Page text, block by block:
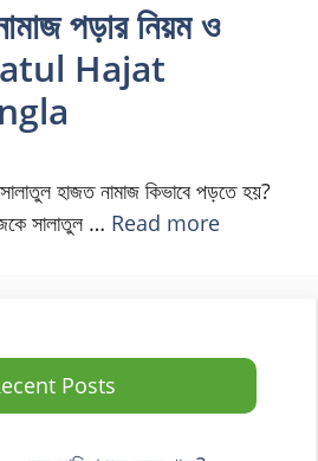
পড়ার নিয়ম ও
Hajat
হাজত নামাজ কিভাবে পড়তে হয়?
সালাতুল … Read more
Posts